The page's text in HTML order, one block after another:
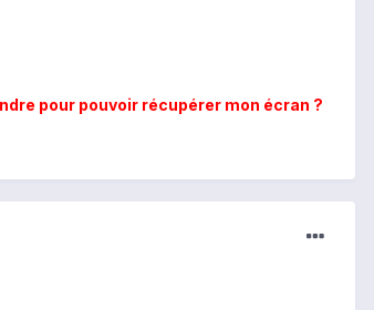
pour pouvoir récupérer mon écran ?